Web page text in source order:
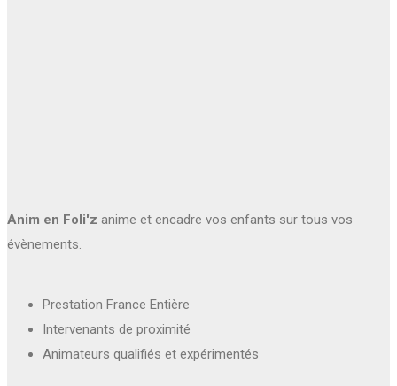
Anim en Foli'z anime et encadre vos enfants sur tous vos
évènements.
Prestation France Entière
Intervenants de proximité
Animateurs qualifiés et expérimentés